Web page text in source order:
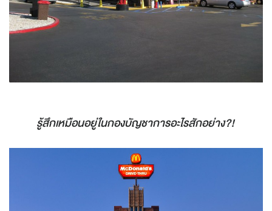
รู้สึกเหมือนอยู่ในกองบัญชาการอะไรสักอย่าง?!